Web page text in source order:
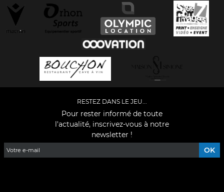
RESTEZ DANS LE JEU...
Pour rester informé de toute
l'actualité, inscrivez-vous à notre
newsletter !